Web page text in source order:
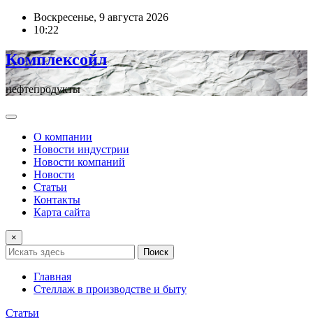
ПерейтиВоскресенье, 9 августа 2026
10:22
Комплексойл
нефтепродукты
О компании
Новости индустрии
Новости компаний
Новости
Статьи
Контакты
Карта сайта
×
Поиск
Главная
Стеллаж в производстве и быту
Статьи